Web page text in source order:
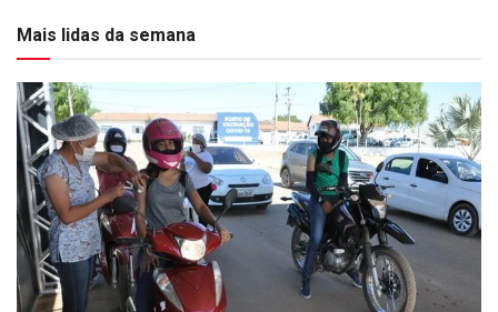
Mais lidas da semana